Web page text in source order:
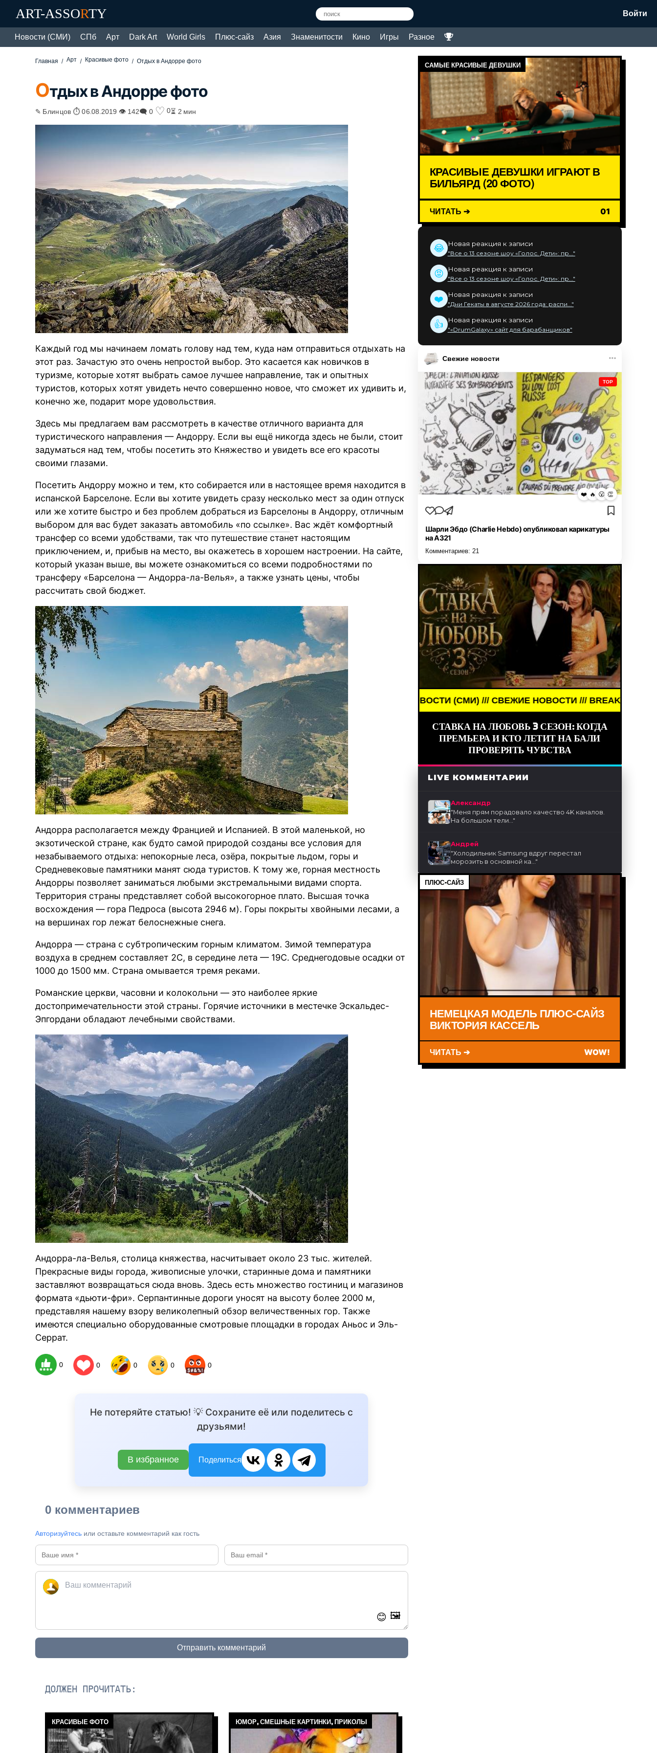
ART-ASSORTY Войти
Новости (СМИ) СПб Арт Dark Art World Girls Плюс-сайз Азия Знаменитости Кино Игры Разное
Главная Арт Красивые фото Отдых в Андорре фото
Отдых в Андорре фото
✎ Блинцов ⏱ 06.08.2019 👁 142🗨 0 ♡ 0⏳ 2 мин
Каждый год мы начинаем ломать голову над тем, куда нам отправиться отдыхать на
этот раз. Зачастую это очень непростой выбор. Это касается как новичков в
туризме, которые хотят выбрать самое лучшее направление, так и опытных
туристов, которых хотят увидеть нечто совершенно новое, что сможет их удивить и,
конечно же, подарит море удовольствия.
Здесь мы предлагаем вам рассмотреть в качестве отличного варианта для
туристического направления — Андорру. Если вы ещё никогда здесь не были, стоит
задуматься над тем, чтобы посетить это Княжество и увидеть все его красоты
своими глазами.
Посетить Андорру можно и тем, кто собирается или в настоящее время находится в
испанской Барселоне. Если вы хотите увидеть сразу несколько мест за один отпуск
или же хотите быстро и без проблем добраться из Барселоны в Андорру, отличным
выбором для вас будет заказать автомобиль «по ссылке». Вас ждёт комфортный
трансфер со всеми удобствами, так что путешествие станет настоящим
приключением, и, прибыв на место, вы окажетесь в хорошем настроении. На сайте,
который указан выше, вы можете ознакомиться со всеми подробностями по
трансферу «Барселона — Андорра-ла-Велья», а также узнать цены, чтобы
рассчитать свой бюджет.
Андорра располагается между Францией и Испанией. В этой маленькой, но
экзотической стране, как будто самой природой созданы все условия для
незабываемого отдыха: непокорные леса, озёра, покрытые льдом, горы и
Средневековые памятники манят сюда туристов. К тому же, горная местность
Андорры позволяет заниматься любыми экстремальными видами спорта.
Территория страны представляет собой высокогорное плато. Высшая точка
восхождения — гора Педроса (высота 2946 м). Горы покрыты хвойными лесами, а
на вершинах гор лежат белоснежные снега.
Андорра — страна с субтропическим горным климатом. Зимой температура
воздуха в среднем составляет 2С, в середине лета — 19С. Среднегодовые осадки от
1000 до 1500 мм. Страна омывается тремя реками.
Романские церкви, часовни и колокольни — это наиболее яркие
достопримечательности этой страны. Горячие источники в местечке Эскальдес-
Эпгордани обладают лечебными свойствами.
Андорра-ла-Велья, столица княжества, насчитывает около 23 тыс. жителей.
Прекрасные виды города, живописные улочки, старинные дома и памятники
заставляют возвращаться сюда вновь. Здесь есть множество гостиниц и магазинов
формата «дьюти-фри». Серпантинные дороги уносят на высоту более 2000 м,
представляя нашему взору великолепный обзор величественных гор. Также
имеются специально оборудованные смотровые площадки в городах Аньос и Эль-
Серрат.
0 0 0 0 0
Не потеряйте статью! 💡 Сохраните её или поделитесь с
друзьями!
В избранное Поделиться
0 комментариев
Авторизуйтесь или оставьте комментарий как гость
😊 🖼️
Отправить комментарий
ДОЛЖЕН ПРОЧИТАТЬ:
КРАСИВЫЕ ФОТО ЮМОР, СМЕШНЫЕ КАРТИНКИ, ПРИКОЛЫ
САМЫЕ КРАСИВЫЕ ДЕВУШКИ
КРАСИВЫЕ ДЕВУШКИ ИГРАЮТ В
БИЛЬЯРД (20 ФОТО)
ЧИТАТЬ ➔ 01
😂 Новая реакция к записи
"Все о 13 сезоне шоу «Голос. Дети»: пр..."
😡 Новая реакция к записи
"Все о 13 сезоне шоу «Голос. Дети»: пр..."
❤️ Новая реакция к записи
"Дни Гекаты в августе 2026 года: распи..."
👍 Новая реакция к записи
"«DrumGalaxy» сайт для барабанщиков"
Свежие новости
TOP
❤️ 🔥 😮 👏
Шарли Эбдо (Charlie Hebdo) опубликовал карикатуры
на А321
Комментариев: 21
BREAKING NEWS /// НОВОСТИ (СМИ) /// СВЕЖИЕ НОВОСТИ /// BREAKING NEWS ///
СТАВКА НА ЛЮБОВЬ 3 СЕЗОН: КОГДА
ПРЕМЬЕРА И КТО ЛЕТИТ НА БАЛИ
ПРОВЕРЯТЬ ЧУВСТВА
LIVE КОММЕНТАРИИ
Александр
"Меня прям порадовало качество 4K каналов.
На большом тели..."
Андрей
"Холодильник Samsung вдруг перестал
морозить в основной ка..."
ПЛЮС-САЙЗ
НЕМЕЦКАЯ МОДЕЛЬ ПЛЮС-САЙЗ
ВИКТОРИЯ КАССЕЛЬ
ЧИТАТЬ ➔ WOW!